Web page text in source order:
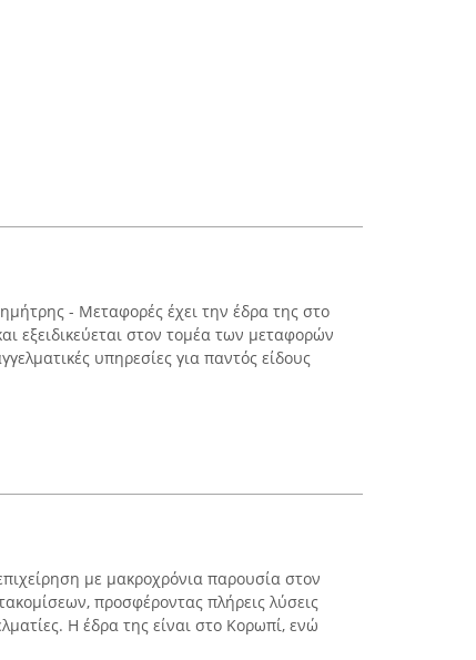
- Μεταφορές έχει την έδρα της στο
εξειδικεύεται στον τομέα των μεταφορών
υπηρεσίες για παντός είδους
με μακροχρόνια παρουσία στον
προσφέροντας πλήρεις λύσεις
Η έδρα της είναι στο Κορωπί, ενώ